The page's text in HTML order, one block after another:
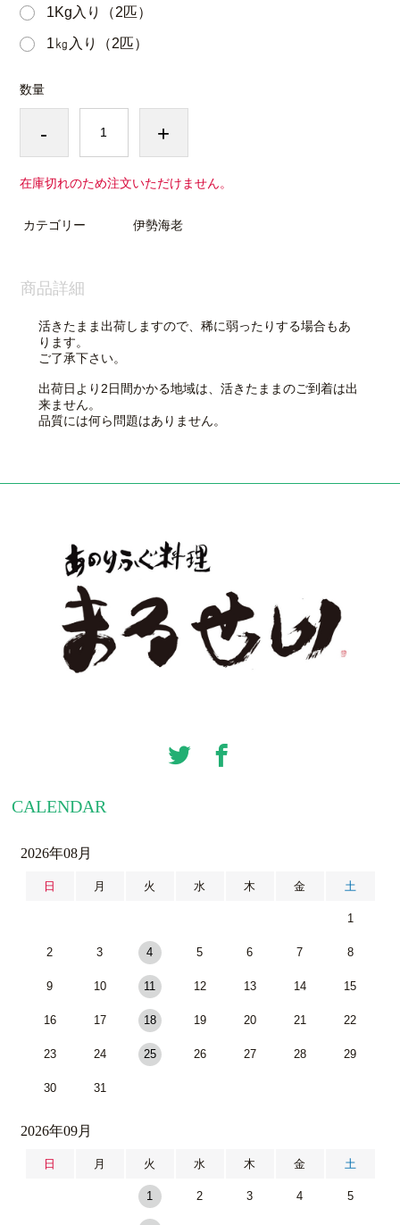
1Kg入り（2匹）
1㎏入り（2匹）
数量
- +
在庫切れのため注文いただけません。
カテゴリー 伊勢海老
商品詳細
活きたまま出荷しますので、稀に弱ったりする場合もあ
ります。
ご了承下さい。
出荷日より2日間かかる地域は、活きたままのご到着は出
来ません。
品質には何ら問題はありません。
CALENDAR
2026年08月
日 月 火 水 木 金 土
1
2 3 4 5 6 7 8
9 10 11 12 13 14 15
16 17 18 19 20 21 22
23 24 25 26 27 28 29
30 31
2026年09月
日 月 火 水 木 金 土
1 2 3 4 5